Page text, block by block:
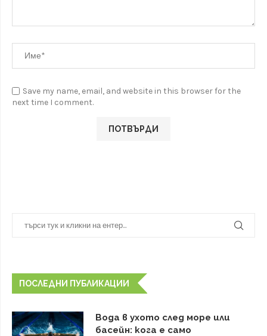
Save my name, email, and website in this browser for the
next time I comment.
ПОСЛЕДНИ ПУБЛИКАЦИИ
Вода в ухото след море или
басейн: кога е само